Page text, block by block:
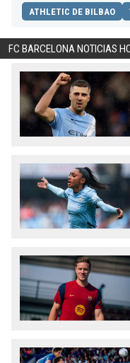
ATHLETIC DE BILBAO
FC BARCELONA NOTICIAS